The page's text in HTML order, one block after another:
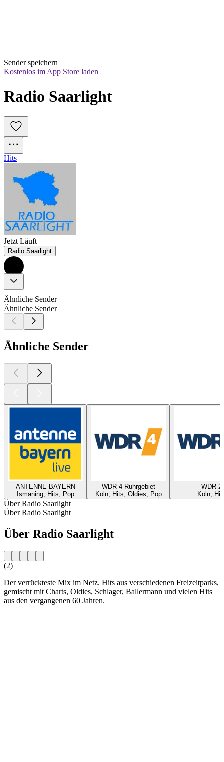
Sender speichern
Kostenlos im App Store laden
Radio Saarlight
Hits
Jetzt Läuft
Radio Saarlight
Ähnliche Sender
Ähnliche Sender
Ähnliche Sender
ANTENNE BAYERN
Ismaning, Hits, Pop
WDR 4 Ruhrgebiet
Köln, Hits, Oldies, Pop
WDR 2
Köln,
Über Radio Saarlight
Über Radio Saarlight
Über Radio Saarlight
(2)
Der verrückteste Mix im Netz. Hits aus verschiedenen Freizeitparks,
gemischt mit Charts, Oldies, Schlager, Ballermann und vielen Hits
aus den vergangenen 60 Jahren.